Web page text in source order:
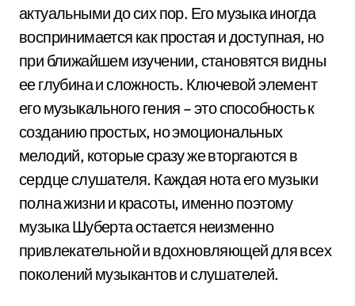
актуальными до сих пор. Его музыка иногда
воспринимается как простая и доступная, но
при ближайшем изучении, становятся видны
ее глубина и сложность. Ключевой элемент
его музыкального гения – это способность к
созданию простых, но эмоциональных
мелодий, которые сразу же вторгаются в
сердце слушателя. Каждая нота его музыки
полна жизни и красоты, именно поэтому
музыка Шуберта остается неизменно
привлекательной и вдохновляющей для всех
поколений музыкантов и слушателей.